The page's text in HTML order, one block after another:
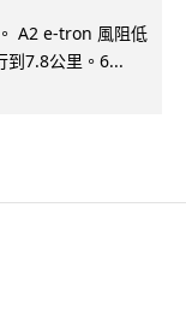
A2 e-tron 風阻低
到7.8公里。6...